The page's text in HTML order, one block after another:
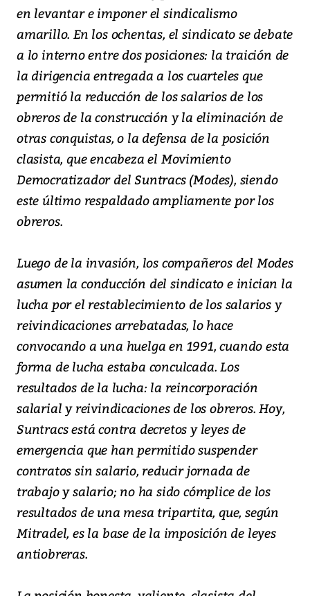
en levantar e imponer el sindicalismo
amarillo. En los ochentas, el sindicato se debate
a lo interno entre dos posiciones: la traición de
la dirigencia entregada a los cuarteles que
permitió la reducción de los salarios de los
obreros de la construcción y la eliminación de
otras conquistas, o la defensa de la posición
clasista, que encabeza el Movimiento
Democratizador del Suntracs (Modes), siendo
este último respaldado ampliamente por los
obreros.
Luego de la invasión, los compañeros del Modes
asumen la conducción del sindicato e inician la
lucha por el restablecimiento de los salarios y
reivindicaciones arrebatadas, lo hace
convocando a una huelga en 1991, cuando esta
forma de lucha estaba conculcada. Los
resultados de la lucha: la reincorporación
salarial y reivindicaciones de los obreros. Hoy,
Suntracs está contra decretos y leyes de
emergencia que han permitido suspender
contratos sin salario, reducir jornada de
trabajo y salario; no ha sido cómplice de los
resultados de una mesa tripartita, que, según
Mitradel, es la base de la imposición de leyes
antiobreras.